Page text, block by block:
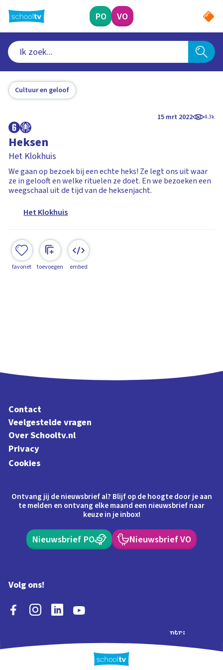
naar
hoofdinhoud
PO VO
Cultuur en geloof
15 mrt 2022 4.3k
Heksen
Het Klokhuis
We gaan op bezoek bij een echte heks! Ze legt ons uit waar
ze in gelooft en welke rituelen ze doet. En we bezoeken een
weegschaal uit de tijd van de heksenjacht.
Het Klokhuis
favoriet toevoegen embed
Contact
Veelgestelde vragen
Over Schooltv.nl
Privacy
Cookies
Ontvang jij de nieuwsbrief al? Blijf op de hoogte door je aan
te melden en ontvang elke maand een nieuwsbrief naar
keuze in je inbox!
Nieuwsbrief PO Nieuwsbrief VO
Volg ons!